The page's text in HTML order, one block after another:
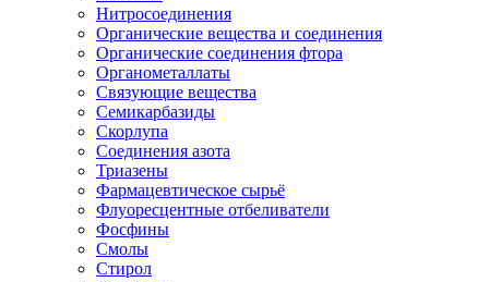
Нитросоединения
Органические вещества и соединения
Органические соединения фтора
Органометаллаты
Связующие вещества
Семикарбазиды
Скорлупа
Соединения азота
Триазены
Фармацевтическое сырьё
Флуоресцентные отбеливатели
Фосфины
Смолы
Стирол